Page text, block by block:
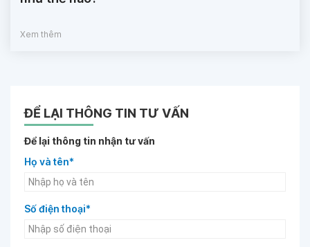
Xem thêm
ĐỂ LẠI THÔNG TIN TƯ VẤN
Để lại thông tin nhận tư vấn
Họ và tên*
Số điện thoại*